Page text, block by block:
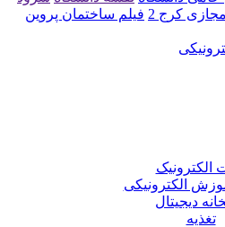
کرج 2
فیلم ساختمان پروین
الکترونیکی
دیجیتال
تغذیه